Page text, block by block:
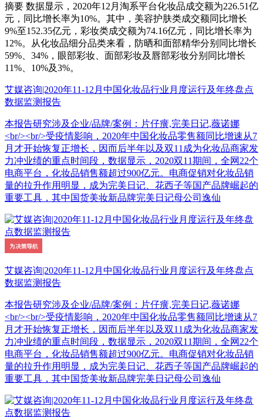
摘要 数据显示，2020年12月淘系平台化妆品成交额为226.51亿
元，同比增长率为10%。其中，美容护肤类成交额同比增长
9%至152.35亿元，彩妆类成交额为74.16亿元，同比增长率为
12%。从化妆品细分品类来看，防晒和面部精华分别同比增长
59%、34%，眼部彩妆、面部彩妆及唇部彩妆分别同比增长
11%、10%及3%。
艾媒咨询|2020年11-12月中国化妆品行业月度运行及年终盘点
数据监测报告
本报告研究涉及企业/品牌/案例：片仔癀,完美日记,薇诺娜
<br/><br/>受疫情影响，2020年中国化妆品零售额同比增速从7
月才开始恢复正增长，因而后半年以及双11成为化妆品商家发
力冲业绩的重点时间段，数据显示，2020双11期间，全网22个
电商平台，化妆品销售额超过900亿元。电商促销对化妆品销
量的拉升作用明显，成为完美日记、花西子等国产品牌崛起的
重要工具，其中国货美妆新品牌完美日记母公司逸仙
艾媒咨询|2020年11-12月中国化妆品行业月度运行及年终盘点
数据监测报告
本报告研究涉及企业/品牌/案例：片仔癀,完美日记,薇诺娜
<br/><br/>受疫情影响，2020年中国化妆品零售额同比增速从7
月才开始恢复正增长，因而后半年以及双11成为化妆品商家发
力冲业绩的重点时间段，数据显示，2020双11期间，全网22个
电商平台，化妆品销售额超过900亿元。电商促销对化妆品销
量的拉升作用明显，成为完美日记、花西子等国产品牌崛起的
重要工具，其中国货美妆新品牌完美日记母公司逸仙